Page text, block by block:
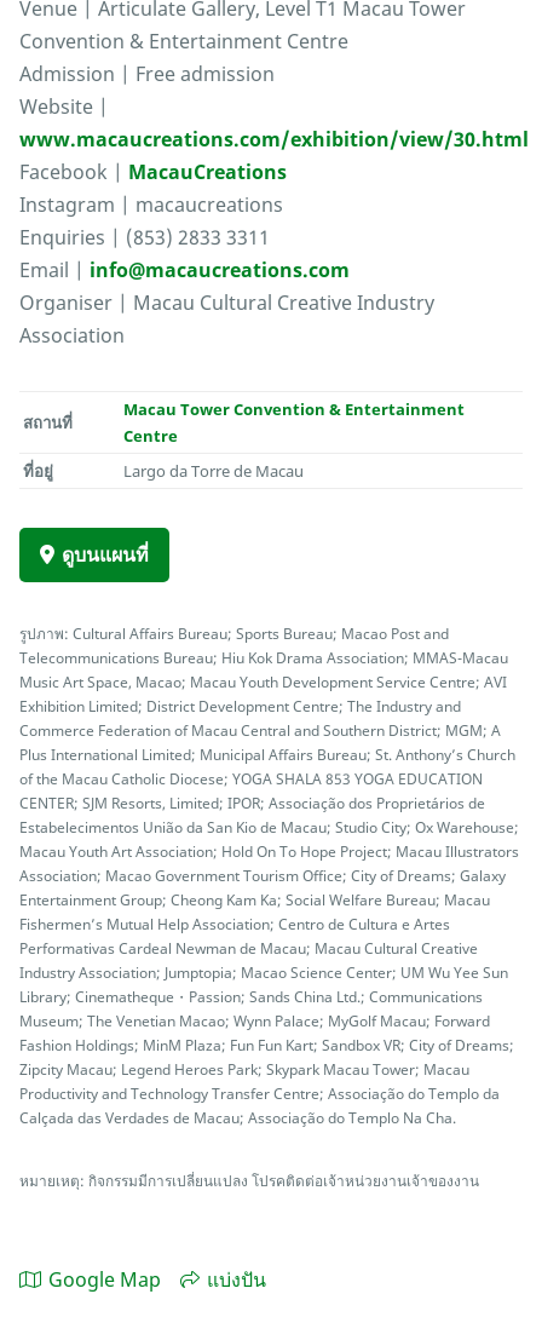
Venue | Articulate Gallery, Level T1 Macau Tower
Convention & Entertainment Centre
Admission | Free admission
Website |
www.macaucreations.com/exhibition/view/30.html
Facebook | MacauCreations
Instagram | macaucreations
Enquiries | (853) 2833 3311
Email | info@macaucreations.com
Organiser | Macau Cultural Creative Industry
Association
สถานที่
Macau Tower Convention & Entertainment
Centre
ที่อยู่
Largo da Torre de Macau
ดูบนแผนที่
รูปภาพ: Cultural Affairs Bureau; Sports Bureau; Macao Post and
Telecommunications Bureau; Hiu Kok Drama Association; MMAS-Macau
Music Art Space, Macao; Macau Youth Development Service Centre; AVI
Exhibition Limited; District Development Centre; The Industry and
Commerce Federation of Macau Central and Southern District; MGM; A
Plus International Limited; Municipal Affairs Bureau; St. Anthony’s Church
of the Macau Catholic Diocese; YOGA SHALA 853 YOGA EDUCATION
CENTER; SJM Resorts, Limited; IPOR; Associação dos Proprietários de
Estabelecimentos União da San Kio de Macau; Studio City; Ox Warehouse;
Macau Youth Art Association; Hold On To Hope Project; Macau Illustrators
Association; Macao Government Tourism Office; City of Dreams; Galaxy
Entertainment Group; Cheong Kam Ka; Social Welfare Bureau; Macau
Fishermen’s Mutual Help Association; Centro de Cultura e Artes
Performativas Cardeal Newman de Macau; Macau Cultural Creative
Industry Association; Jumptopia; Macao Science Center; UM Wu Yee Sun
Library; Cinematheque・Passion; Sands China Ltd.; Communications
Museum; The Venetian Macao; Wynn Palace; MyGolf Macau; Forward
Fashion Holdings; MinM Plaza; Fun Fun Kart; Sandbox VR; City of Dreams;
Zipcity Macau; Legend Heroes Park; Skypark Macau Tower; Macau
Productivity and Technology Transfer Centre; Associação do Templo da
Calçada das Verdades de Macau; Associação do Templo Na Cha.
หมายเหตุ: กิจกรรมมีการเปลี่ยนแปลง โปรคติดต่อเจ้าหน่วยงานเจ้าของงาน
Google Map แบ่งปัน